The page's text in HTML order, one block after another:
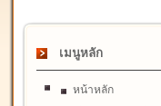
เมนูหลัก
หน้าหลัก